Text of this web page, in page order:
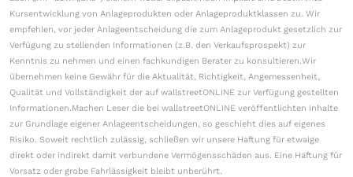
Kursentwicklung von Anlageprodukten oder Anlageproduktklassen zu. Wir
empfehlen, vor jeder Anlageentscheidung die zum Anlageprodukt gesetzlich zur
Verfügung zu stellenden Informationen (z.B. den Verkaufsprospekt) zur
Kenntnis zu nehmen und einen fachkundigen Berater zu konsultieren.Wir
übernehmen keine Gewähr für die Aktualität, Richtigkeit, Angemessenheit,
Qualität und Vollständigkeit der auf wallstreetONLINE zur Verfügung gestellten
Informationen.Machen Leser die bei wallstreetONLINE veröffentlichten Inhalte
zur Grundlage eigener Anlageentscheidungen, so geschieht dies auf eigenes
Risiko. Soweit rechtlich zulässig, schließen wir unsere Haftung für etwaige
direkt oder indirekt damit verbundene Vermögensschäden aus. Eine Haftung für
Vorsatz oder grobe Fahrlässigkeit bleibt unberührt.